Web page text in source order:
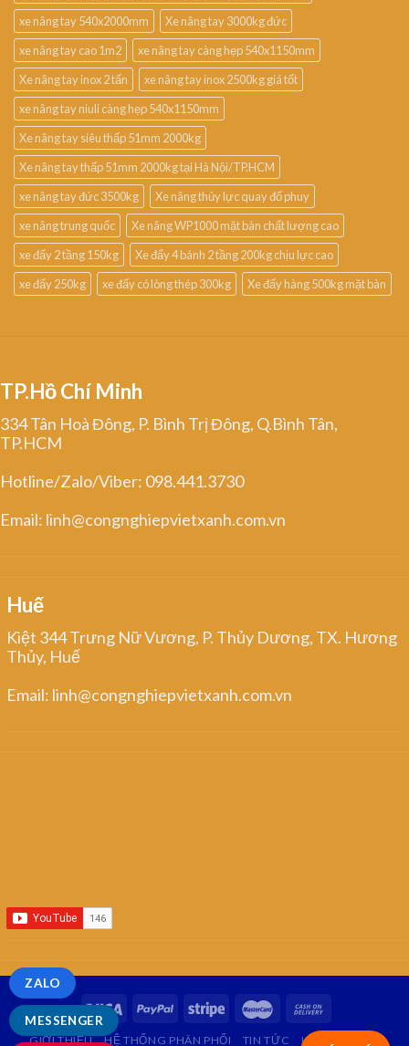
xe nâng tay 540x2000mm
Xe nâng tay 3000kg đức
xe nâng tay cao 1m2
xe nâng tay càng hẹp 540x1150mm
Xe nâng tay inox 2 tấn
xe nâng tay inox 2500kg giá tốt
xe nâng tay niuli càng hẹp 540x1150mm
Xe nâng tay siêu thấp 51mm 2000kg
Xe nâng tay thấp 51mm 2000kg tại Hà Nội/TP.HCM
xe nâng tay đức 3500kg
Xe nâng thủy lực quay đổ phuy
xe nâng trung quốc
Xe nâng WP1000 mặt bàn chất lượng cao
xe đẩy 2 tầng 150kg
Xe đẩy 4 bánh 2 tầng 200kg chịu lực cao
xe đẩy 250kg
xe đẩy có lòng thép 300kg Xe đẩy hàng 500kg mặt bàn
TP.Hồ Chí Minh
334 Tân Hoà Đông, P. Bình Trị Đông, Q.Bình Tân,
TP.HCM
Hotline/Zalo/Viber: 098.441.3730
Email: linh@congnghiepvietxanh.com.vn
Huế
Kiệt 344 Trưng Nữ Vương, P. Thủy Dương, TX. Hương
Thủy, Huế
Email: linh@congnghiepvietxanh.com.vn
GIỚI THIỆU HỆ THỐNG PHÂN PHỐI TIN TỨC LIÊN HỆ
MESSENGER
ZALO